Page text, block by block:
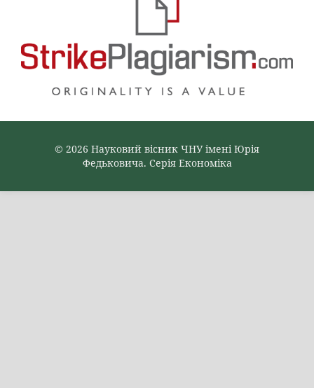
© 2026 Науковий вісник ЧНУ імені Юрія
Федьковича. Серія Економіка